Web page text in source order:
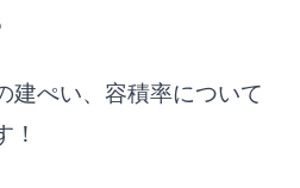
建ぺい、容積率について
！